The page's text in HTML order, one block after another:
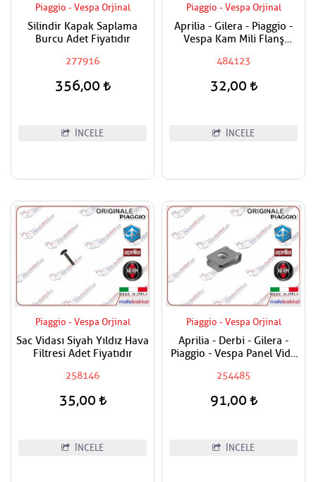
Piaggio - Vespa Orjinal
Silindir Kapak Saplama
Burcu Adet Fiyatıdır
277916
356,00
İNCELE
Piaggio - Vespa Orjinal
Aprilia - Gilera - Piaggio -
Vespa Kam Mili Flanş
484123
32,00
İNCELE
Piaggio - Vespa Orjinal
Sac Vidası Siyah Yıldız Hava
Filtresi Adet Fiyatıdır
258146
35,00
İNCELE
Piaggio - Vespa Orjinal
Aprilia - Derbi - Gilera -
Piaggio - Vespa Panel Vida
254485
91,00
İNCELE